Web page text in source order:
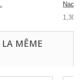
1,30 €
LA MÊME